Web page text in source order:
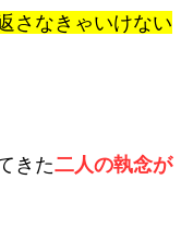
さなきゃいけない
きた二人の執念が